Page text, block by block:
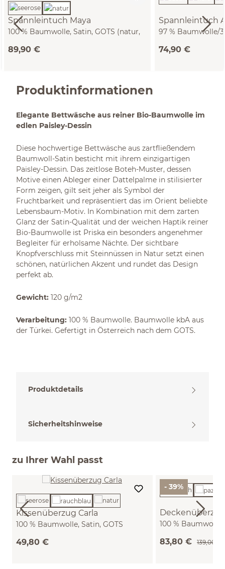
Spannleintuch Maya
100 % Baumwolle, Satin, GOTS (natur,
89,90 €
Spannleintuch
97 % Baumwolle/3
x 22/28 cm)
74,90 €
Produktinformationen
Elegante Bettwäsche aus reiner Bio-Baumwolle im
edlen Paisley-Dessin
Diese hochwertige Bettwäsche aus zartfließendem
Baumwoll-Satin besticht mit ihrem einzigartigen
Paisley-Dessin. Das zeitlose Boteh-Muster, dessen
Motive einen Ableger einer Dattelpalme in stilisierter
Form zeigen, gilt seit jeher als Symbol der
Fruchtbarkeit und repräsentiert das im Orient beliebte
Lebensbaum-Motiv. In Kombination mit dem zarten
Glanz der Satin-Qualität und der weichen Haptik reiner
Bio-Baumwolle ist Priska ein besonders angenehmer
Begleiter für erholsame Nächte. Der sichtbare
Knopfverschluss mit Steinnüssen in Natur setzt einen
schönen, natürlichen Akzent und rundet das Design
perfekt ab.
Gewicht: 120 g/m2
Verarbeitung: 100 % Baumwolle. Baumwolle kbA aus
der Türkei. Gefertigt in Österreich nach dem GOTS.
Produktdetails
Sicherheitshinweise
zu Ihrer Wahl passt
Kissenüberzug Carla
100 % Baumwolle, Satin, GOTS
49,80 €
- 39%
100 % Baumwolle,
83,80 € 139,00 €